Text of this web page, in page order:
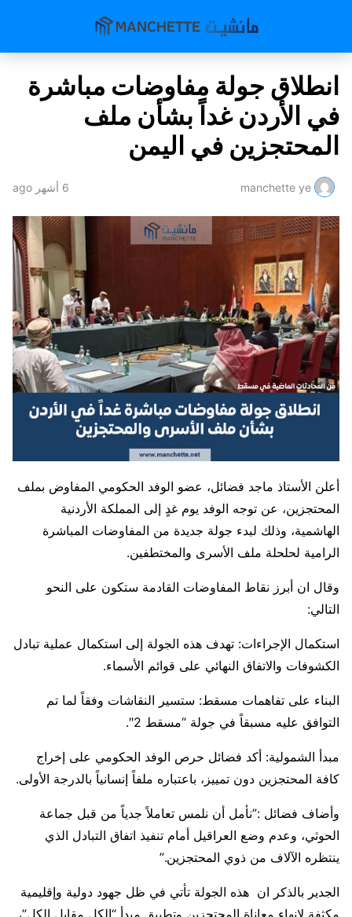
انطلاق جولة مفاوضات مباشرة
في الأردن غداً بشأن ملف
المحتجزين في اليمن
manchette ye 6 أشهر ago
أعلن الأستاذ ماجد فضائل، عضو الوفد الحكومي المفاوض بملف
المحتجزين، عن توجه الوفد يوم غدٍ إلى المملكة الأردنية
الهاشمية، وذلك لبدء جولة جديدة من المفاوضات المباشرة
الرامية لحلحلة ملف الأسرى والمختطفين.
وقال ان أبرز نقاط المفاوضات القادمة ستكون على النحو
التالي:
استكمال الإجراءات: تهدف هذه الجولة إلى استكمال عملية تبادل
الكشوفات والاتفاق النهائي على قوائم الأسماء.
البناء على تفاهمات مسقط: ستسير النقاشات وفقاً لما تم
التوافق عليه مسبقاً في جولة “مسقط 2″.
مبدأ الشمولية: أكد فضائل حرص الوفد الحكومي على إخراج
كافة المحتجزين دون تمييز، باعتباره ملفاً إنسانياً بالدرجة الأولى.
وأضاف فضائل :”نأمل أن نلمس تعاملاً جدياً من قبل جماعة
الحوثي، وعدم وضع العراقيل أمام تنفيذ اتفاق التبادل الذي
ينتظره الآلاف من ذوي المحتجزين.”
الجدير بالذكر ان هذه الجولة تأتي في ظل جهود دولية وإقليمية